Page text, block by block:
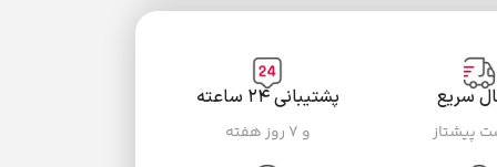
سریع
پیشتاز
پشتیبانی ۲۴ ساعته
و ۷ روز هفته